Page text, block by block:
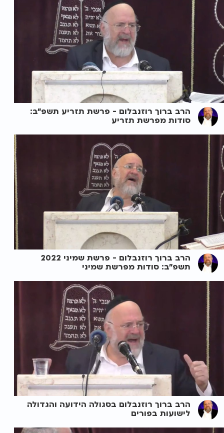
הרב ברוך רוזנבלום - פרשת תזריע תשפ"ב:
סודות מפרשת תזריע
הרב ברוך רוזנבלום - פרשת שמיני 2022
תשפ"ב: סודות מפרשת שמיני
הרב ברוך רוזנבלום בסגולה הידועה והגדולה
לישועות בפורים